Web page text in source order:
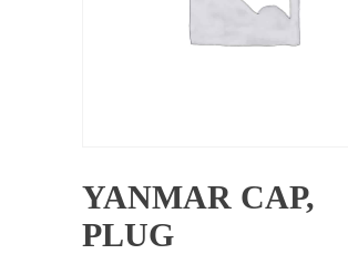
YANMAR CAP,
PLUG